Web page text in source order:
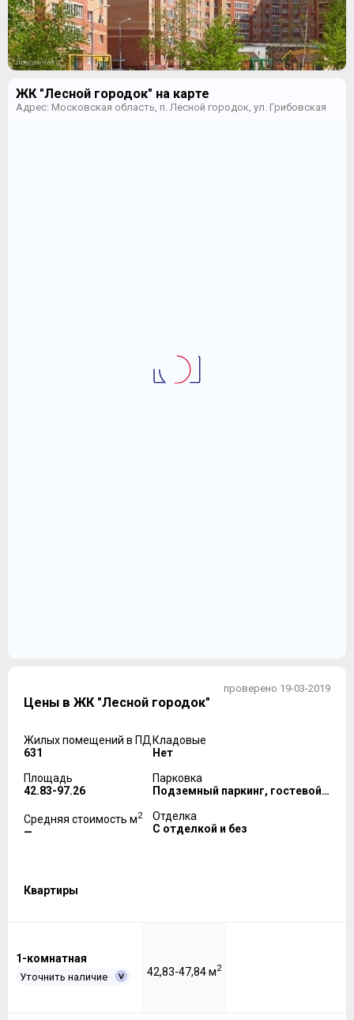
ЖК "Лесной городок" на карте
Адрес: Московская область, п. Лесной городок, ул. Грибовская
проверено 19-03-2019
Цены в ЖК "Лесной городок"
Жилых помещений в ПД
631
Площадь
42.83-97.26
Средняя стоимость м2
—
Кладовые
Нет
Парковка
Подземный паркинг, гостевой паркинг
Отделка
С отделкой и без
Квартиры
1-комнатная
Уточнить наличие 42,83-47,84 м2